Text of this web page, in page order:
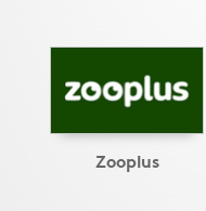
Zooplus